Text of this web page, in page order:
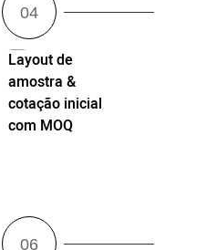
Layout de
amostra &
cotação inicial
com MOQ